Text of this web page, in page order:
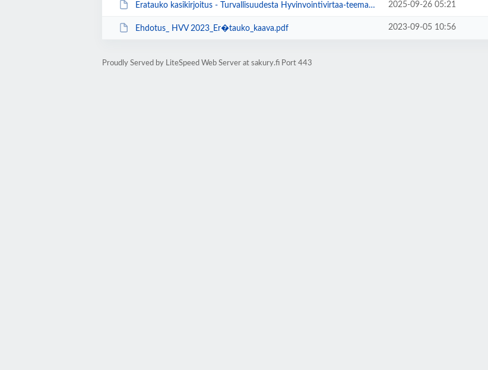
Eratauko kasikirjoitus - Turvallisuudesta Hyvinvointivirtaa-teemaviikolla.pdf 2025-09-26 05:21
Ehdotus_ HVV 2023_Er�tauko_kaava.pdf 2023-09-05 10:56
Proudly Served by LiteSpeed Web Server at sakury.fi Port 443